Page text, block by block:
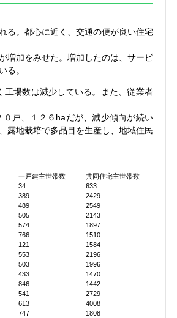
る。都心に近く、交通の便が良い住宅
増加をみせた。増加したのは、サービ
る。
場数は減少している。また、従業者
戸、１２６haだが、減少傾向が続い
露地栽培で多品目を生産し、地域住民
一戸建主世帯数
共同住宅主世帯数
34
633
389
2429
489
2549
505
2143
574
1897
766
1510
121
1584
553
2196
503
1996
433
1470
846
1442
541
2729
613
4008
747
1808